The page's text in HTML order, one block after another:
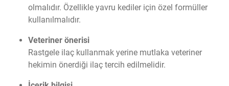
olmalıdır. Özellikle yavru kediler için özel formüller
kullanılmalıdır.
Veteriner önerisi
Rastgele ilaç kullanmak yerine mutlaka veteriner
hekimin önerdiği ilaç tercih edilmelidir.